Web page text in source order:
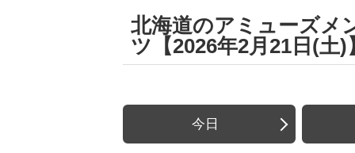
北海道のアミューズメ
ツ【2026年2月21日(土)
今日